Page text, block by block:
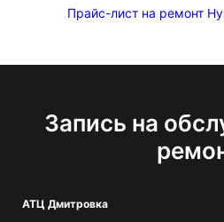
Прайс-лист на ремонт
Запись на
АТЦ Дмитровка